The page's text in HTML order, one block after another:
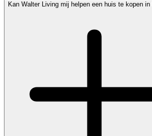
Kan Walter Living mij helpen een huis te kopen in